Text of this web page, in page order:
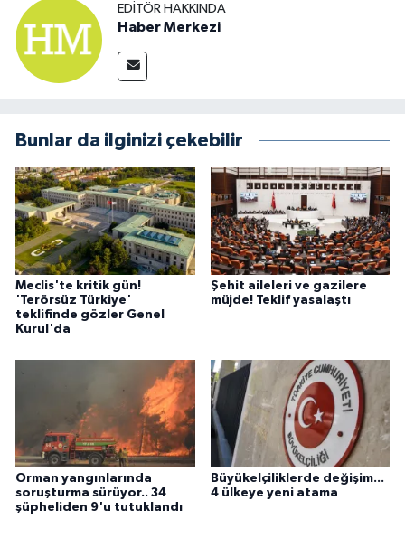
EDITÖR HAKKINDA
Haber Merkezi
Bunlar da ilginizi çekebilir
Meclis'te kritik gün!
'Terörsüz Türkiye'
teklifinde gözler Genel
Kurul'da
Şehit aileleri ve gazilere
müjde! Teklif yasalaştı
Orman yangınlarında
soruşturma sürüyor.. 34
şüpheliden 9'u tutuklandı
Büyükelçiliklerde değişim...
4 ülkeye yeni atama